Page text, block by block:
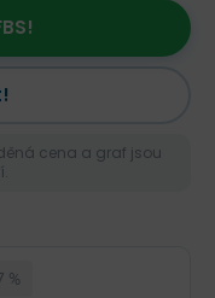
cena a graf jsou
%